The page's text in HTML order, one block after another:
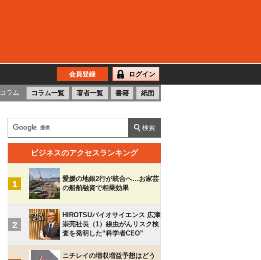
会員登録 ログイン
コラム コラム一覧 著者一覧 書籍 紙面
ビジネスのアクセスランキング
1
愛媛の地銀2行が統合へ…お家芸
の船舶融資で相乗効果
2
HIROTSUバイオサイエンス 広津
崇亮社長（1）線虫がんリスク検
査を発明した“科学者CEO”
ニチレイの増収増益予想はどう